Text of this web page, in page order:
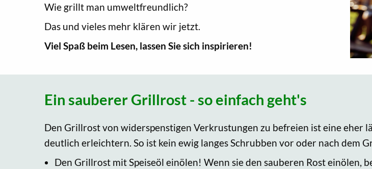
Wie grillt man umweltfreundlich?
Das und vieles mehr klären wir jetzt.
Viel Spaß beim Lesen, lassen Sie sich inspirieren!
Ein sauberer Grillrost - so einfach geht's
Den Grillrost von widerspenstigen Verkrustungen zu befreien ist eine eher
deutlich erleichtern. So ist kein ewig langes Schrubben vor oder nach dem
Den Grillrost mit Speiseöl einölen! Wenn sie den sauberen Rost einölen,